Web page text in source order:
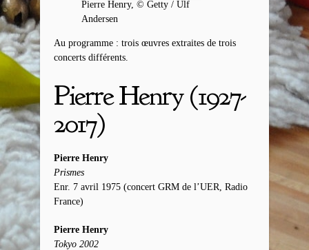
Pierre Henry, © Getty / Ulf
Andersen
Au programme : trois œuvres extraites de trois
concerts différents.
Pierre Henry (1927-
2017)
Pierre Henry
Prismes
Enr. 7 avril 1975 (concert GRM de l’UER, Radio
France)
Pierre Henry
Tokyo 2002